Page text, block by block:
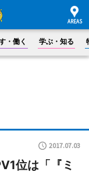
・働く 学ぶ・知る
2017.07.03
位は「『ミ